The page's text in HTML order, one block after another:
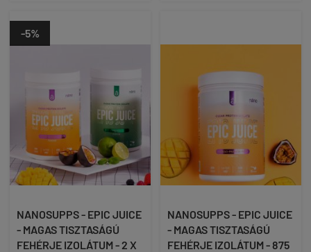
-5%
NANOSUPPS - EPIC JUICE
- MAGAS TISZTASÁGÚ
FEHÉRJE IZOLÁTUM - 2 X
NANOSUPPS - EPIC JUICE
- MAGAS TISZTASÁGÚ
FEHÉRJE IZOLÁTUM - 875